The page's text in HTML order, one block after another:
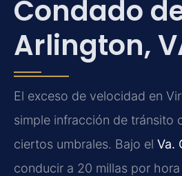
Condado
Arlington,
El exceso de velocidad en
simple infracción de tránsito
ciertos umbrales. Bajo el Va.
conducir a 20 millas por